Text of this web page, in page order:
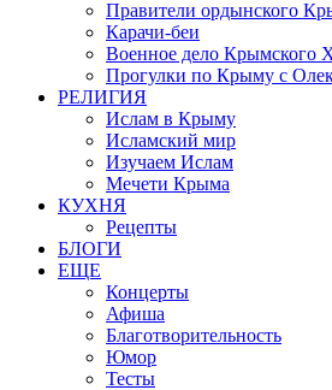
Правители ордынского
Карачи-беи
Военное дело Крымского
Прогулки по Крыму с
РЕЛИГИЯ
Ислам в Крыму
Исламский мир
Изучаем Ислам
Мечети Крыма
КУХНЯ
Рецепты
БЛОГИ
ЕЩЕ
Концерты
Афиша
Благотворительность
Юмор
Тесты